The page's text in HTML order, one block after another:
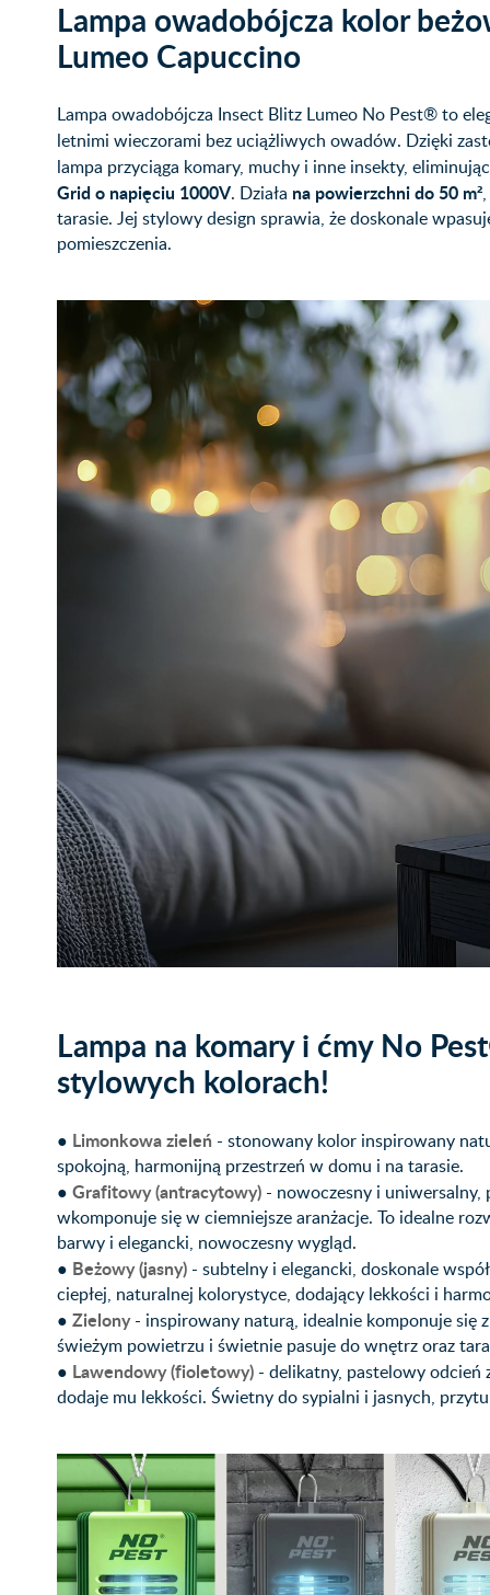
Lampa owadobójcza kolor
Lumeo Capuccino
Lampa owadobójcza Insect Blitz Lumeo No Pest® to
letnimi wieczorami bez uciążliwych owadów. Dzięki
lampa przyciąga komary, muchy i inne insekty,
Grid o napięciu 1000V. Działa na powierzchni do 50 m²
tarasie. Jej stylowy design sprawia, że doskonale
pomieszczenia.
Lampa na komary i ćmy No
stylowych kolorach!
● Limonkowa zieleń - stonowany kolor inspirowany
spokojną, harmonijną przestrzeń w domu i na tarasie.
● Grafitowy (antracytowy) - nowoczesny i
wkomponuje się w ciemniejsze aranżacje. To idealne
barwy i elegancki, nowoczesny wygląd.
● Beżowy (jasny) - subtelny i elegancki, doskonale
ciepłej, naturalnej kolorystyce, dodający lekkości i
● Zielony- inspirowany naturą, idealnie komponuje się
świeżym powietrzu i świetnie pasuje do wnętrz oraz
● Lawendowy (fioletowy) - delikatny, pastelowy odcień
dodaje mu lekkości. Świetny do sypialni i jasnych,